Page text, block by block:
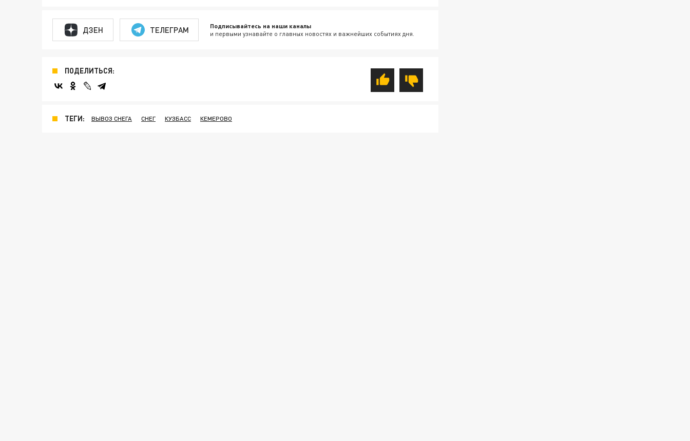
ДЗЕН ТЕЛЕГРАМ Подписывайтесь на наши каналы
и первыми узнавайте о главных новостях и важнейших событиях дня.
ПОДЕЛИТЬСЯ:
ТЕГИ: ВЫВОЗ СНЕГА СНЕГ КУЗБАСС КЕМЕРОВО